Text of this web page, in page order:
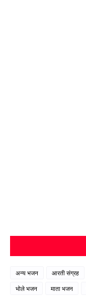
अन्य भजन आरती संग्रह
भोले भजन माता भजन